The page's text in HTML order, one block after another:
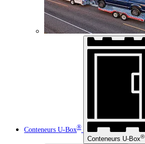
Conteneurs U-Box®
Conteneurs U-Box®